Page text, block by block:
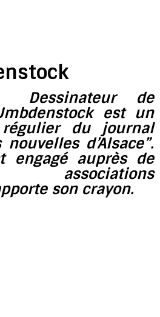
Dessinateur de
est un
régulier du journal
d’Alsace”.
engagé auprès de
associations
son crayon.